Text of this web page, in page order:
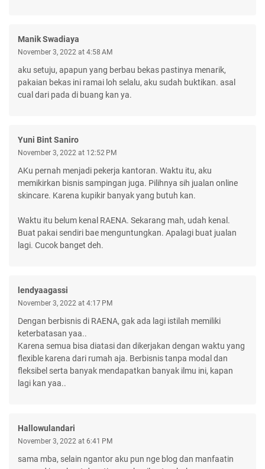
Manik Swadiaya
November 3, 2022 at 4:58 AM
aku setuju, apapun yang berbau bekas pastinya menarik,
pakaian bekas ini ramai loh selalu, aku sudah buktikan. asal
cual dari pada di buang kan ya.
Yuni Bint Saniro
November 3, 2022 at 12:52 PM
AKu pernah menjadi pekerja kantoran. Waktu itu, aku
memikirkan bisnis sampingan juga. Pilihnya sih jualan online
skincare. Karena kupikir banyak yang butuh kan.
Waktu itu belum kenal RAENA. Sekarang mah, udah kenal.
Buat pakai sendiri bae menguntungkan. Apalagi buat jualan
lagi. Cucok banget deh.
lendyaagassi
November 3, 2022 at 4:17 PM
Dengan berbisnis di RAENA, gak ada lagi istilah memiliki
keterbatasan yaa..
Karena semua bisa diatasi dan dikerjakan dengan waktu yang
flexible karena dari rumah aja. Berbisnis tanpa modal dan
fleksibel serta banyak mendapatkan banyak ilmu ini, kapan
lagi kan yaa..
Hallowulandari
November 3, 2022 at 6:41 PM
sama mba, selain ngantor aku pun nge blog dan manfaatin